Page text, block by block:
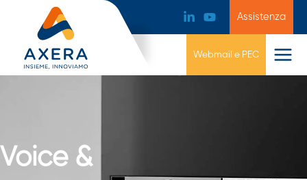
Assistenza
Webmail e PEC
Voice &